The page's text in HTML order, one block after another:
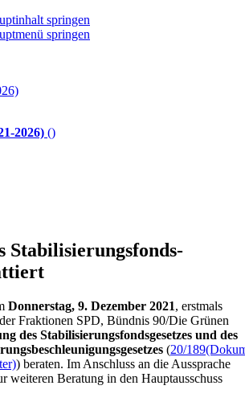
springen
springen
2026) ()
Stabilisie­rungs­fonds­
Donnerstag, 9. Dezember 2021, erstmals
Fraktionen SPD, Bündnis 90/Die Grünen
des Stabilisierungsfondsgesetzes und des
(20/189
) beraten. Im Anschluss an die Aussprache
weiteren Beratung in den Hauptausschuss